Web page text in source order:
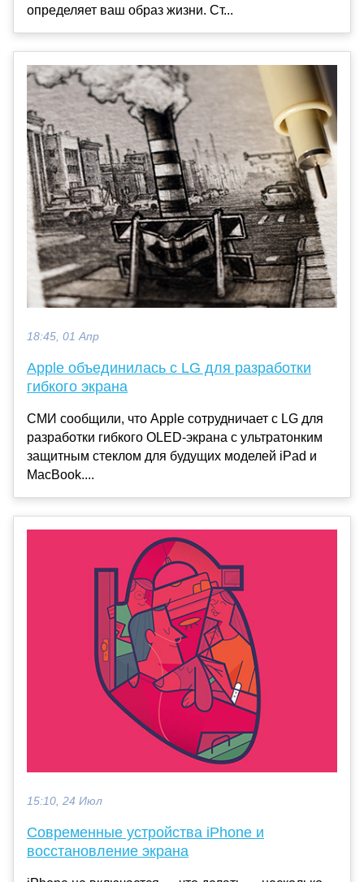
определяет ваш образ жизни. Ст...
18:45, 01 Апр
Apple объединилась с LG для разработки
гибкого экрана
СМИ сообщили, что Apple сотрудничает с LG для
разработки гибкого OLED-экрана с ультратонким
защитным стеклом для будущих моделей iPad и
MacBook....
15:10, 24 Июл
Современные устройства iPhone и
восстановление экрана